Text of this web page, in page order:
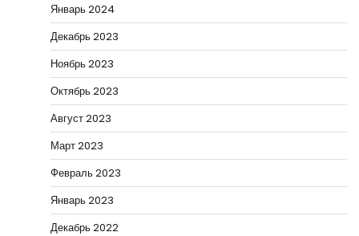
Январь 2024
Декабрь 2023
Ноябрь 2023
Октябрь 2023
Август 2023
Март 2023
Февраль 2023
Январь 2023
Декабрь 2022